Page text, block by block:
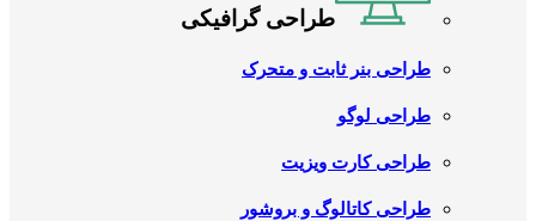
طراحی گرافیکی
طراحی بنر ثابت و متحرک
طراحی لوگو
طراحی کارت ویزیت
طراحی کاتالوگ و بروشور